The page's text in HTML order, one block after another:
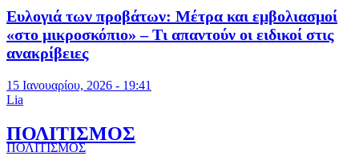
Ευλογιά των προβάτων: Μέτρα και εμβολιασμοί
«στο μικροσκόπιο» – Τι απαντούν οι ειδικοί στις
ανακρίβειες
15 Ιανουαρίου, 2026 - 19:41
Lia
ΠΟΛΙΤΙΣΜΟΣ
ΠΟΛΙΤΙΣΜΟΣ